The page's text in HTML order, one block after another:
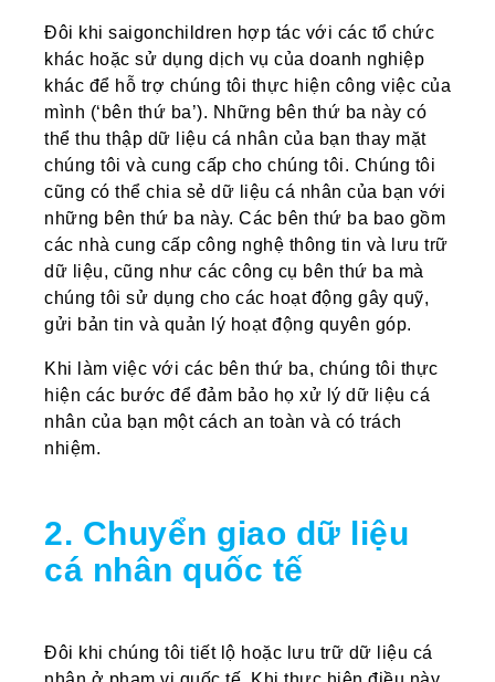
Đôi khi saigonchildren hợp tác với các tổ chức
khác hoặc sử dụng dịch vụ của doanh nghiệp
khác để hỗ trợ chúng tôi thực hiện công việc của
mình (‘bên thứ ba’). Những bên thứ ba này có
thể thu thập dữ liệu cá nhân của bạn thay mặt
chúng tôi và cung cấp cho chúng tôi. Chúng tôi
cũng có thể chia sẻ dữ liệu cá nhân của bạn với
những bên thứ ba này. Các bên thứ ba bao gồm
các nhà cung cấp công nghệ thông tin và lưu trữ
dữ liệu, cũng như các công cụ bên thứ ba mà
chúng tôi sử dụng cho các hoạt động gây quỹ,
gửi bản tin và quản lý hoạt động quyên góp.
Khi làm việc với các bên thứ ba, chúng tôi thực
hiện các bước để đảm bảo họ xử lý dữ liệu cá
nhân của bạn một cách an toàn và có trách
nhiệm.
2. Chuyển giao dữ liệu
cá nhân quốc tế
Đôi khi chúng tôi tiết lộ hoặc lưu trữ dữ liệu cá